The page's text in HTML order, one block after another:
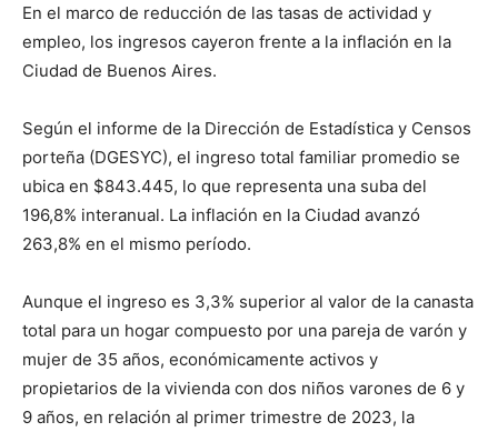
En el marco de reducción de las tasas de actividad y
empleo, los ingresos cayeron frente a la inflación en la
Ciudad de Buenos Aires.
Según el informe de la Dirección de Estadística y Censos
porteña (DGESYC), el ingreso total familiar promedio se
ubica en $843.445, lo que representa una suba del
196,8% interanual. La inflación en la Ciudad avanzó
263,8% en el mismo período.
Aunque el ingreso es 3,3% superior al valor de la canasta
total para un hogar compuesto por una pareja de varón y
mujer de 35 años, económicamente activos y
propietarios de la vivienda con dos niños varones de 6 y
9 años, en relación al primer trimestre de 2023, la